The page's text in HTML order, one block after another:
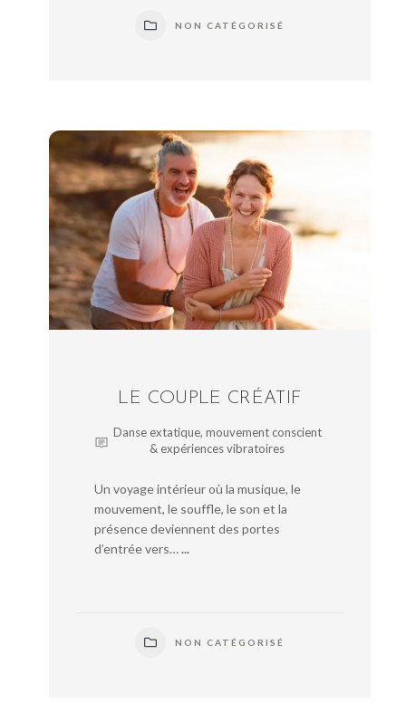
NON CATÉGORISÉ
LE COUPLE CRÉATIF
Danse extatique, mouvement conscient
& expériences vibratoires
Un voyage intérieur où la musique, le
mouvement, le souffle, le son et la
présence deviennent des portes
d’entrée vers…...
NON CATÉGORISÉ